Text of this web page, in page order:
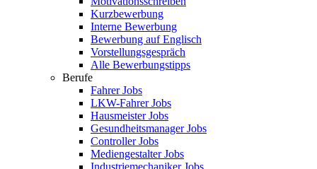
Kurzbewerbung
Interne Bewerbung
Bewerbung auf Englisch
Vorstellungsgespräch
Alle Bewerbungstipps
Berufe
Fahrer Jobs
LKW-Fahrer Jobs
Hausmeister Jobs
Gesundheitsmanager Jobs
Controller Jobs
Mediengestalter Jobs
Industriemechaniker Jobs